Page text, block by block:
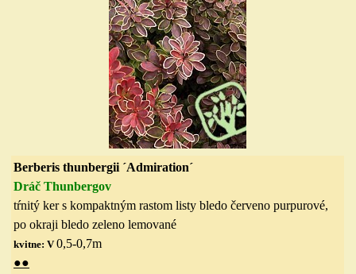
Berberis thunbergii ´Admiration´
Dráč Thunbergov
tŕnitý ker s kompaktným rastom listy bledo červeno purpurové,
po okraji bledo zeleno lemované
kvitne: V0,5-0,7m
●●